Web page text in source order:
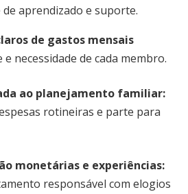
aprendizado e suporte.
de gastos mensais
necessidade de cada membro.
ao planejamento familiar:
rotineiras e parte para
monetárias e experiências:
responsável com elogios